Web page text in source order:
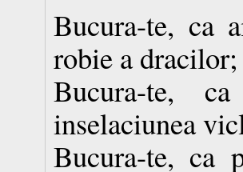
Bucura-te, ca
robie a dracilor;
Bucura-te,
inselaciunea
Bucura-te,